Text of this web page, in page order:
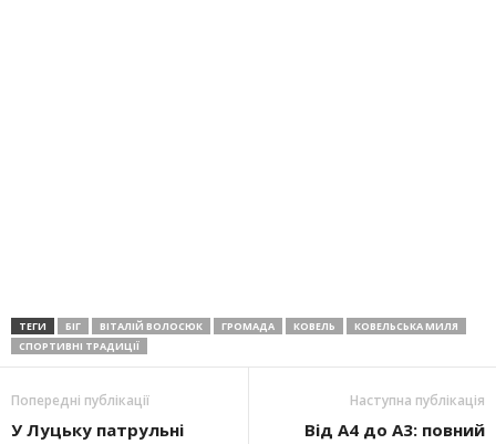
ТЕГИ БІГ ВІТАЛІЙ ВОЛОСЮК ГРОМАДА КОВЕЛЬ
КОВЕЛЬСЬКА МИЛЯ
СПОРТИВНІ ТРАДИЦІЇ
Попередні публікації
У Луцьку патрульні
Наступна публікація
Від А4 до А3: повний